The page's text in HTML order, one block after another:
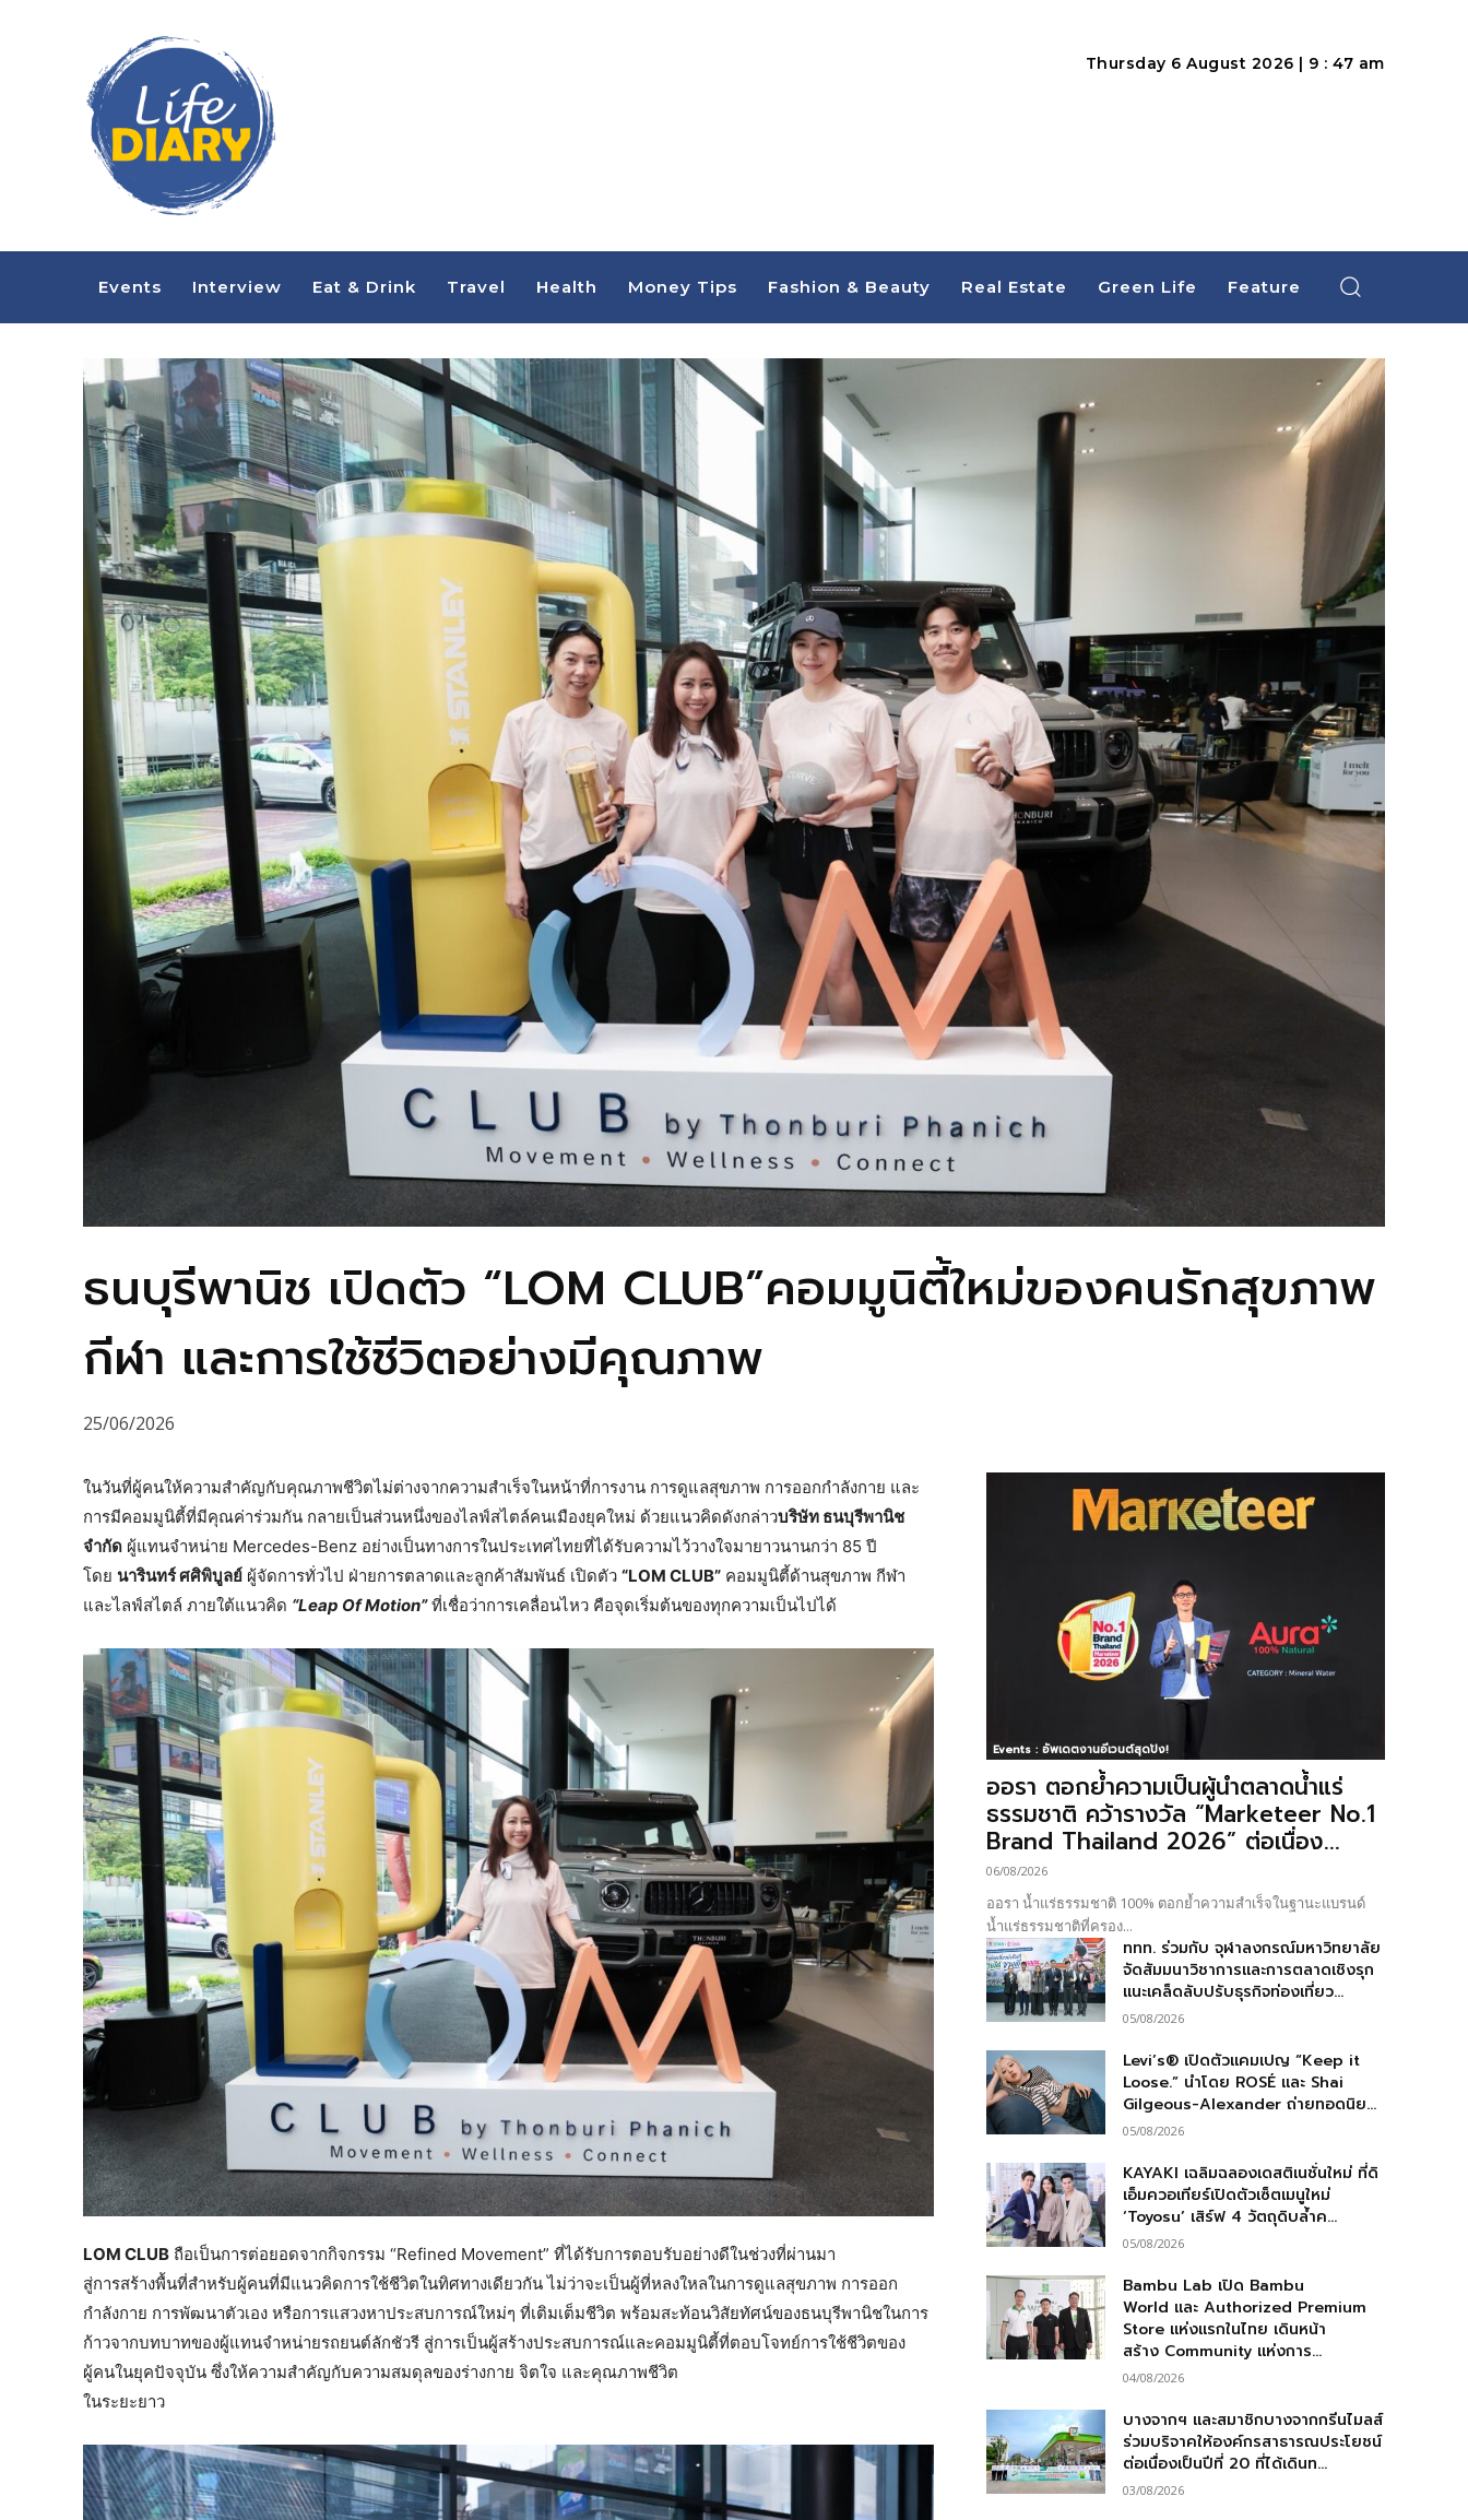
Thursday 6 August 2026 | 9 : 47 am
Events Interview Eat & Drink Travel Health Money Tips Fashion & Beauty Real Estate Green Life Feature
ธนบุรีพานิช เปิดตัว “LOM CLUB”คอมมูนิตี้ใหม่ของคนรักสุขภาพ
กีฬา และการใช้ชีวิตอย่างมีคุณภาพ
25/06/2026
ในวันที่ผู้คนให้ความสำคัญกับคุณภาพชีวิตไม่ต่างจากความสำเร็จในหน้าที่การงาน การดูแลสุขภาพ การออกกำลังกาย และ
การมีคอมมูนิตี้ที่มีคุณค่าร่วมกัน กลายเป็นส่วนหนึ่งของไลฟ์สไตล์คนเมืองยุคใหม่ ด้วยแนวคิดดังกล่าวบริษัท ธนบุรีพานิช
จำกัด ผู้แทนจำหน่าย Mercedes-Benz อย่างเป็นทางการในประเทศไทยที่ได้รับความไว้วางใจมายาวนานกว่า 85 ปี
โดย นารินทร์ ศศิพิบูลย์ ผู้จัดการทั่วไป ฝ่ายการตลาดและลูกค้าสัมพันธ์ เปิดตัว “LOM CLUB” คอมมูนิตี้ด้านสุขภาพ กีฬา
และไลฟ์สไตล์ ภายใต้แนวคิด “Leap Of Motion”ที่เชื่อว่าการเคลื่อนไหว คือจุดเริ่มต้นของทุกความเป็นไปได้
LOM CLUB ถือเป็นการต่อยอดจากกิจกรรม “Refined Movement” ที่ได้รับการตอบรับอย่างดีในช่วงที่ผ่านมา
สู่การสร้างพื้นที่สำหรับผู้คนที่มีแนวคิดการใช้ชีวิตในทิศทางเดียวกัน ไม่ว่าจะเป็นผู้ที่หลงใหลในการดูแลสุขภาพ การออก
กำลังกาย การพัฒนาตัวเอง หรือการแสวงหาประสบการณ์ใหม่ๆ ที่เติมเต็มชีวิต พร้อมสะท้อนวิสัยทัศน์ของธนบุรีพานิชในการ
ก้าวจากบทบาทของผู้แทนจำหน่ายรถยนต์ลักชัวรี สู่การเป็นผู้สร้างประสบการณ์และคอมมูนิตี้ที่ตอบโจทย์การใช้ชีวิตของ
ผู้คนในยุคปัจจุบัน ซึ่งให้ความสำคัญกับความสมดุลของร่างกาย จิตใจ และคุณภาพชีวิต
ในระยะยาว
Events : อัพเดตงานอีเวนต์สุดปัง!
ออรา ตอกย้ำความเป็นผู้นำตลาดน้ำแร่
ธรรมชาติ คว้ารางวัล “Marketeer No.1
Brand Thailand 2026” ต่อเนื่อง...
06/08/2026
ออรา น้ำแร่ธรรมชาติ 100% ตอกย้ำความสำเร็จในฐานะแบรนด์
น้ำแร่ธรรมชาติที่ครอง...
ททท. ร่วมกับ จุฬาลงกรณ์มหาวิทยาลัย
จัดสัมมนาวิชาการและการตลาดเชิงรุก
แนะเคล็ดลับปรับธุรกิจท่องเที่ยว...
05/08/2026
Levi’s® เปิดตัวแคมเปญ “Keep it
Loose.” นำโดย ROSÉ และ Shai
Gilgeous-Alexander ถ่ายทอดนิย...
05/08/2026
KAYAKI เฉลิมฉลองเดสติเนชั่นใหม่ ที่ดิ
เอ็มควอเทียร์เปิดตัวเซ็ตเมนูใหม่
‘Toyosu’ เสิร์ฟ 4 วัตถุดิบล้ำค...
05/08/2026
Bambu Lab เปิด Bambu
World และ Authorized Premium
Store แห่งแรกในไทย เดินหน้า
สร้าง Community แห่งการ...
04/08/2026
บางจากฯ และสมาชิกบางจากกรีนไมลส์
ร่วมบริจาคให้องค์กรสาธารณประโยชน์
ต่อเนื่องเป็นปีที่ 20 ที่ได้เดินท...
03/08/2026